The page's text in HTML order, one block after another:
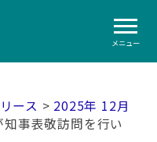
メニュー
ース > 2025年 12月
事表敬訪問を行い